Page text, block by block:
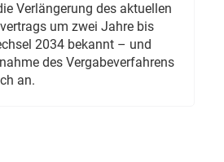
Verlängerung des aktuellen
um zwei Jahre bis
2034 bekannt – und
des Vergabeverfahrens
an.